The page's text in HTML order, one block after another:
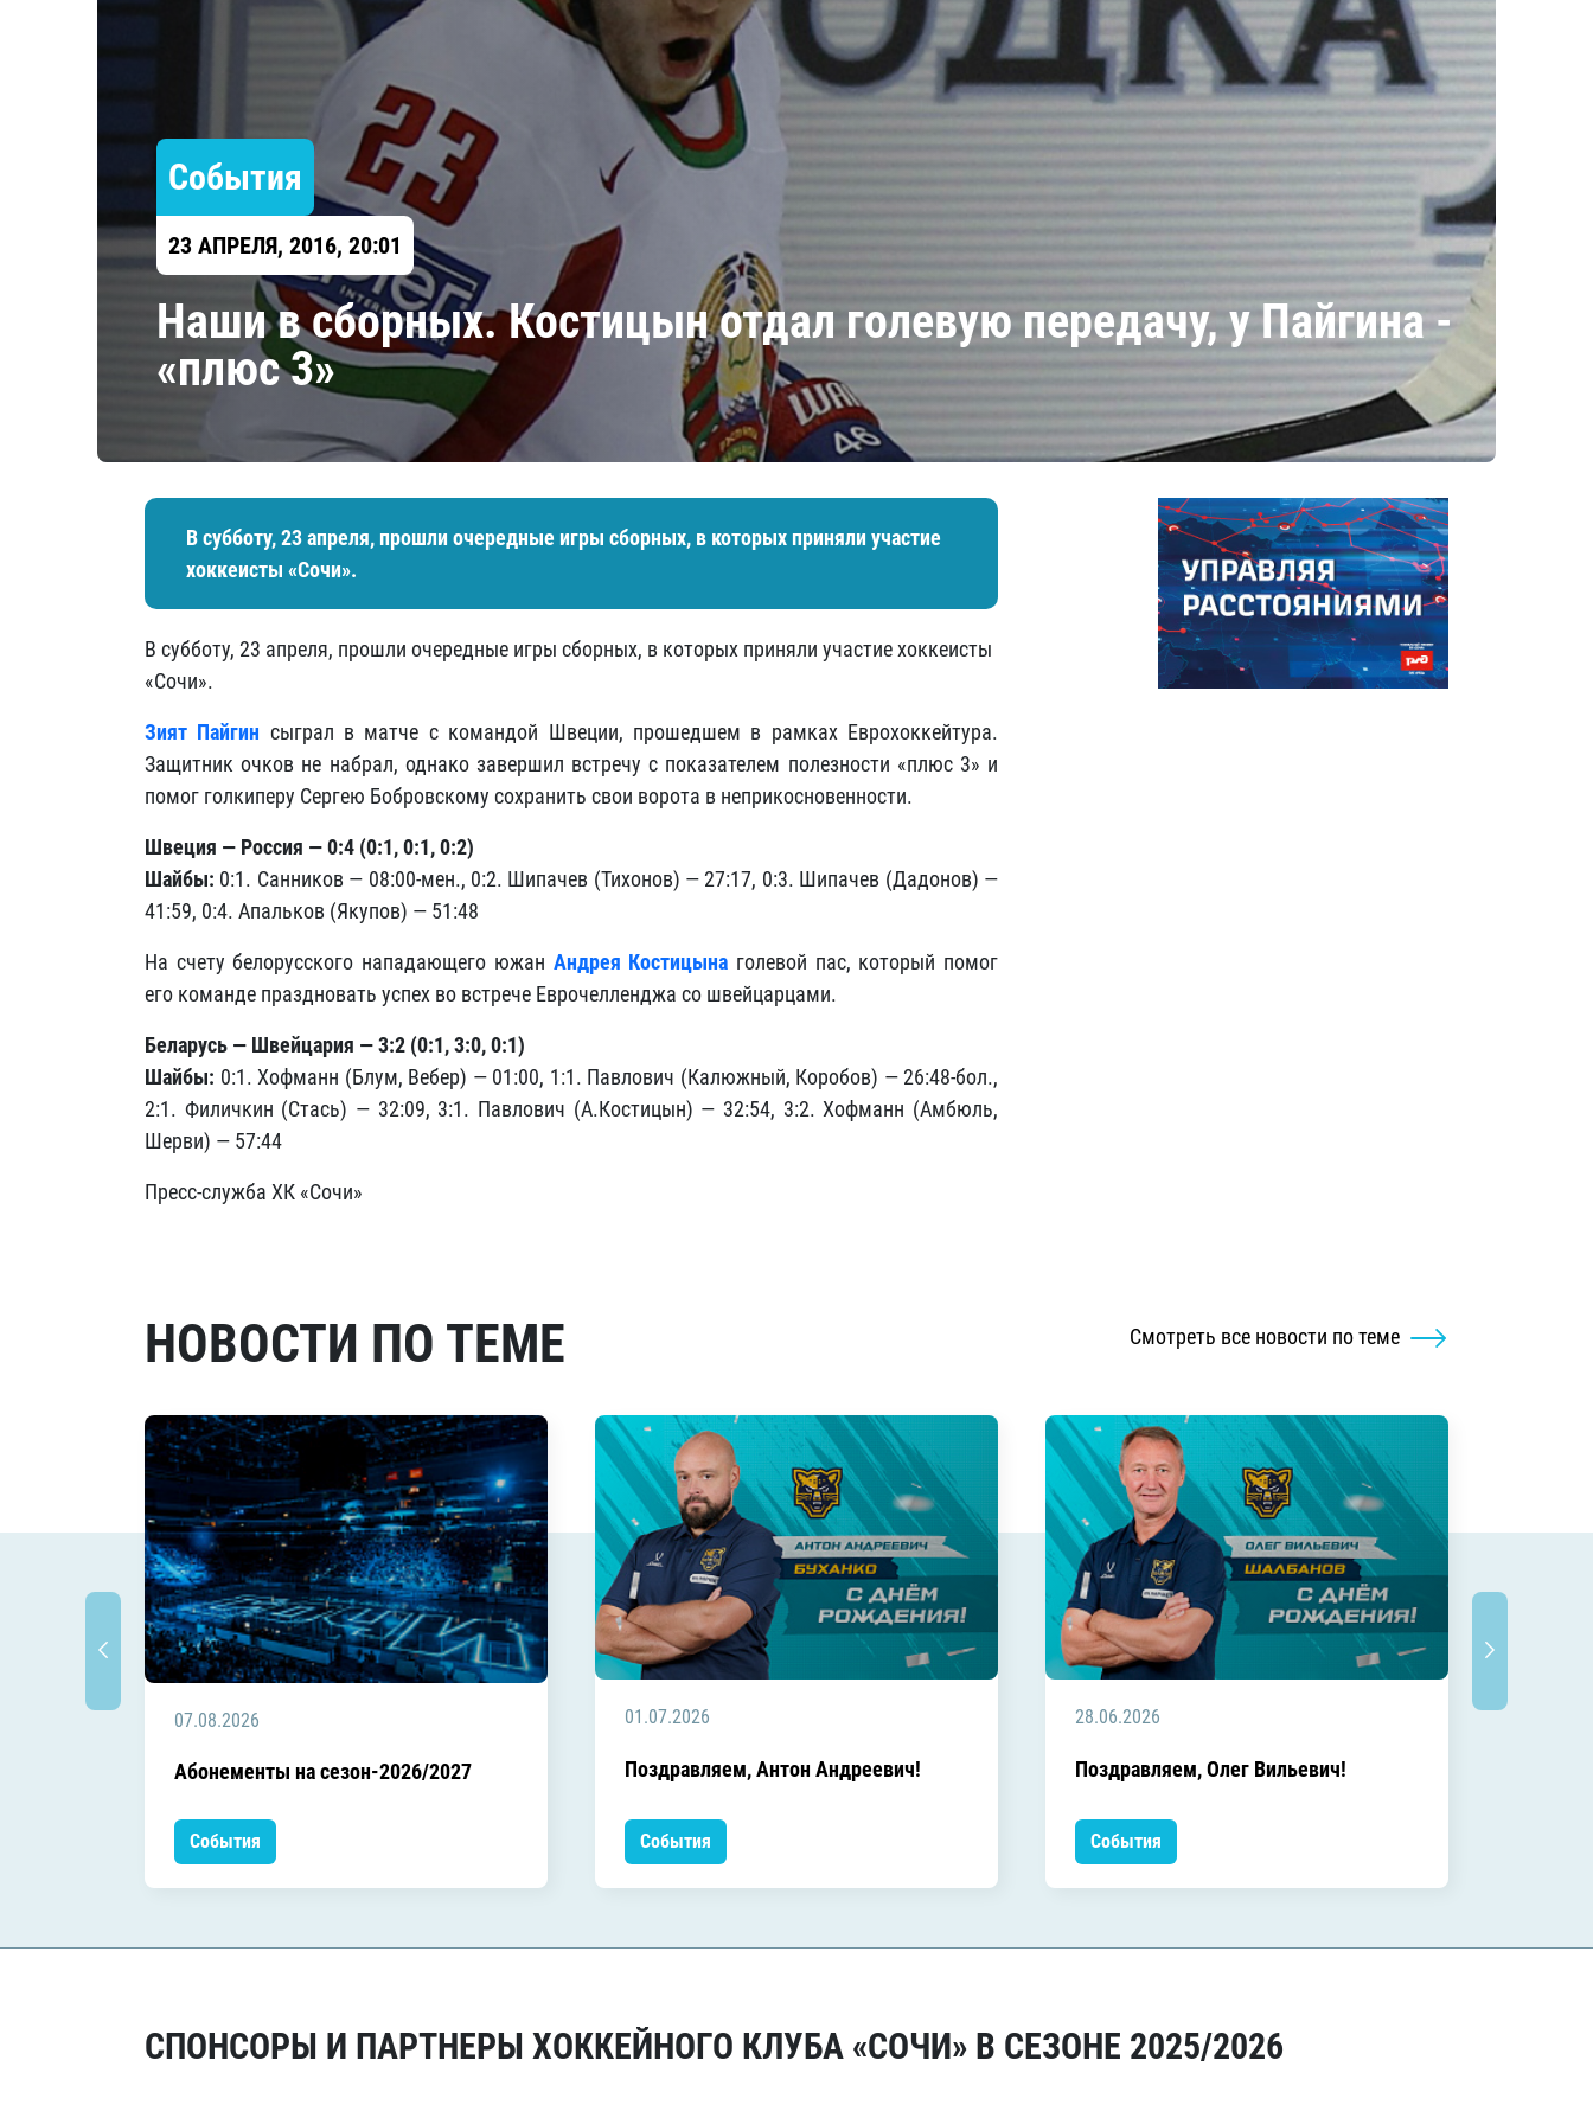
Локомотив
Северсталь
Шанхайские Драконы
Амур
Салават Юлаев
Сибирь
События
23 АПРЕЛЯ, 2016, 20:01
Наши в сборных. Костицын отдал голевую передачу, у Пайгина -
«плюс 3»
В субботу, 23 апреля, прошли очередные игры сборных, в которых приняли участие
хоккеисты «Сочи».
В субботу, 23 апреля, прошли очередные игры сборных, в которых приняли участие хоккеисты
«Сочи».
Зият Пайгин сыграл в матче с командой Швеции, прошедшем в рамках Еврохоккейтура.
Защитник очков не набрал, однако завершил встречу с показателем полезности «плюс 3» и
помог голкиперу Сергею Бобровскому сохранить свои ворота в неприкосновенности.
Швеция — Россия — 0:4 (0:1, 0:1, 0:2)
Шайбы: 0:1. Санников — 08:00-мен., 0:2. Шипачев (Тихонов) — 27:17, 0:3. Шипачев (Дадонов) —
41:59, 0:4. Апальков (Якупов) — 51:48
На счету белорусского нападающего южан Андрея Костицына голевой пас, который помог
его команде праздновать успех во встрече Еврочелленджа со швейцарцами.
Беларусь — Швейцария — 3:2 (0:1, 3:0, 0:1)
Шайбы: 0:1. Хофманн (Блум, Вебер) — 01:00, 1:1. Павлович (Калюжный, Коробов) — 26:48-бол.,
2:1. Филичкин (Стась) — 32:09, 3:1. Павлович (А.Костицын) — 32:54, 3:2. Хофманн (Амбюль,
Шерви) — 57:44
Пресс-служба ХК «Сочи»
НОВОСТИ ПО ТЕМЕ Смотреть все новости по теме
07.08.2026
Абонементы на сезон-2026/2027
События
01.07.2026
Поздравляем, Антон Андреевич!
События
28.06.2026
Поздравляем, Олег Вильевич!
События
СПОНСОРЫ И ПАРТНЕРЫ ХОККЕЙНОГО КЛУБА «СОЧИ» В СЕЗОНЕ 2025/2026